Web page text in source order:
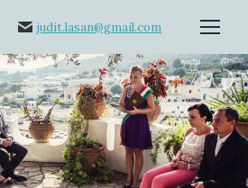
judit.lasan@gmail.com